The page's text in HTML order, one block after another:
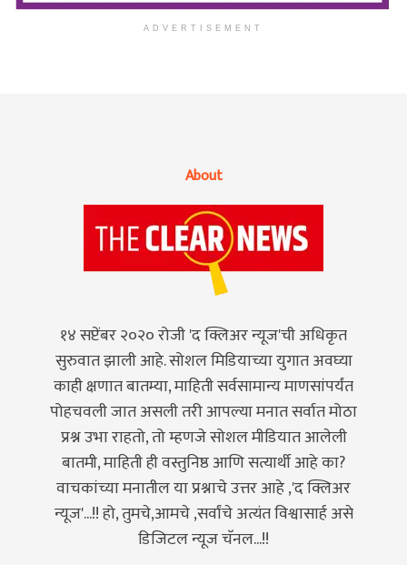
ADVERTISEMENT
About
१४ सप्टेंबर २०२० रोजी 'द क्लिअर न्यूज'ची अधिकृत
सुरुवात झाली आहे. सोशल मिडियाच्या युगात अवघ्या
काही क्षणात बातम्या, माहिती सर्वसामान्य माणसांपर्यंत
पोहचवली जात असली तरी आपल्या मनात सर्वात मोठा
प्रश्न उभा राहतो, तो म्हणजे सोशल मीडियात आलेली
बातमी, माहिती ही वस्तुनिष्ठ आणि सत्यार्थी आहे का?
वाचकांच्या मनातील या प्रश्नाचे उत्तर आहे ,'द क्लिअर
न्यूज'...!! हो, तुमचे,आमचे ,सर्वांचे अत्यंत विश्वासार्ह असे
डिजिटल न्यूज चॅनल...!!